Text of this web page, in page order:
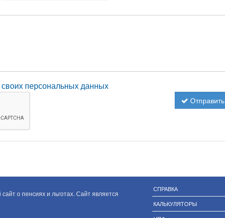
персональных данных
Отправить
о пенсиях и льготах. Сайт является
СПРАВКА
КАЛЬКУЛЯТОРЫ